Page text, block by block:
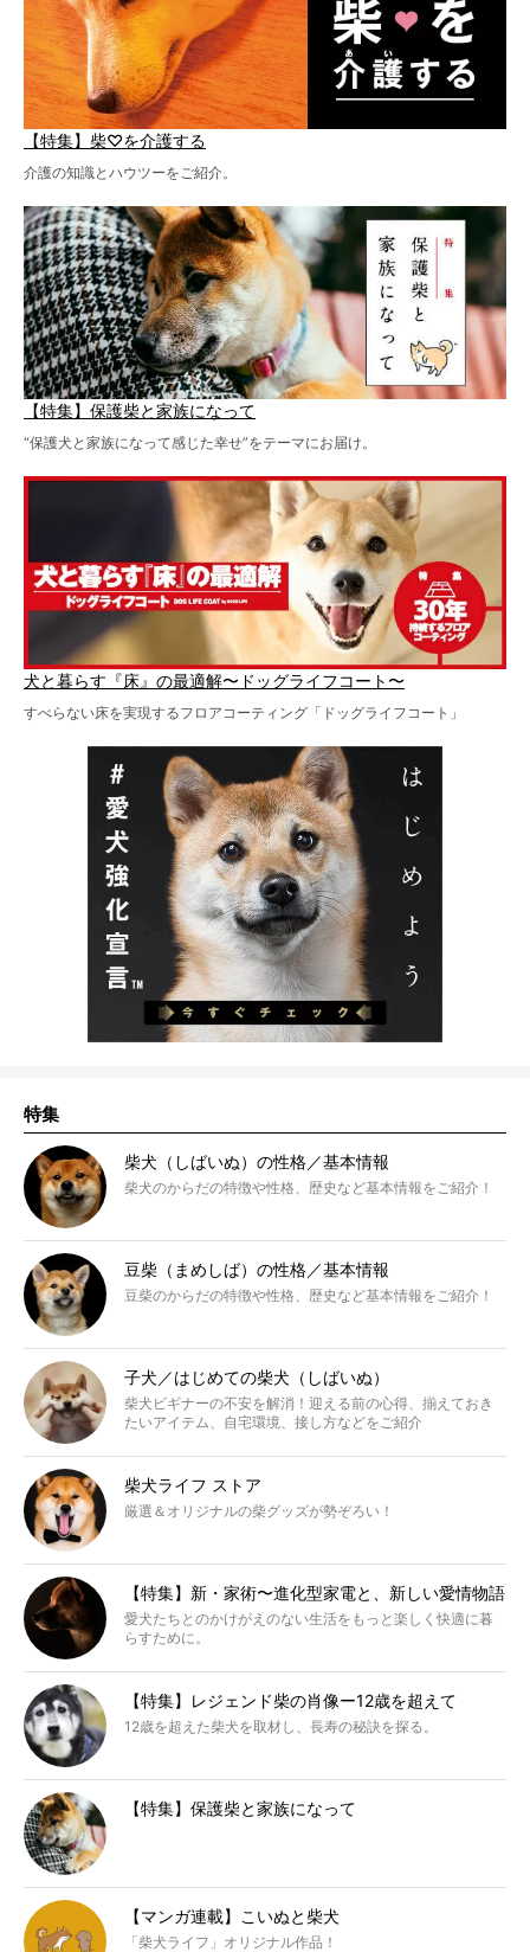
【特集】柴♡を介護する
介護の知識とハウツーをご紹介。
【特集】保護柴と家族になって
“保護犬と家族になって感じた幸せ”をテーマにお届け。
犬と暮らす『床』の最適解〜ドッグライフコート〜
すべらない床を実現するフロアコーティング「ドッグライフコート」
特集
柴犬（しばいぬ）の性格／基本情報
柴犬のからだの特徴や性格、歴史など基本情報をご紹介！
豆柴（まめしば）の性格／基本情報
豆柴のからだの特徴や性格、歴史など基本情報をご紹介！
子犬／はじめての柴犬（しばいぬ）
柴犬ビギナーの不安を解消！迎える前の心得、揃えておき
たいアイテム、自宅環境、接し方などをご紹介
柴犬ライフ ストア
厳選＆オリジナルの柴グッズが勢ぞろい！
【特集】新・家術〜進化型家電と、新しい愛情物語
愛犬たちとのかけがえのない生活をもっと楽しく快適に暮
らすために。
【特集】レジェンド柴の肖像ー12歳を超えて
12歳を超えた柴犬を取材し、長寿の秘訣を探る。
【特集】保護柴と家族になって
【マンガ連載】こいぬと柴犬
「柴犬ライフ」オリジナル作品！